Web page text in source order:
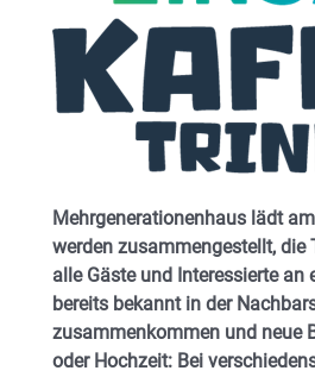
Mehrgenerationenhaus lädt
werden zusammengestellt,
alle Gäste und Interessierte
bereits bekannt in der
zusammenkommen und neue
oder Hochzeit: Bei